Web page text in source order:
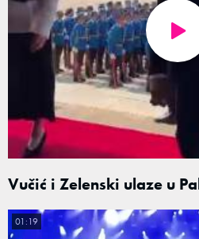
Vučić i Zelenski ulaze u
01:19